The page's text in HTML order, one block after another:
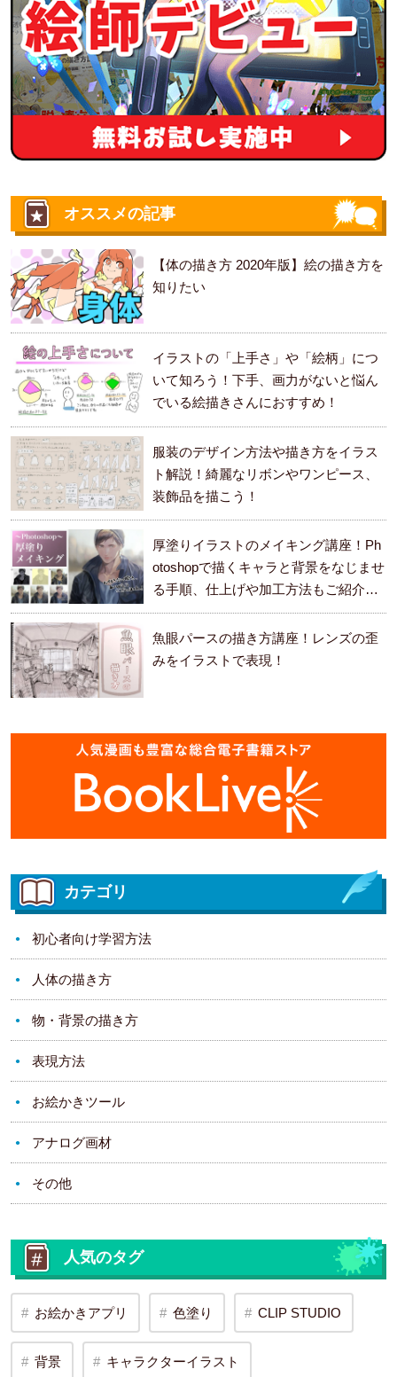
オススメの記事
【体の描き方 2020年版】絵の描き方を
知りたい
イラストの「上手さ」や「絵柄」につ
いて知ろう！下手、画力がないと悩ん
でいる絵描きさんにおすすめ！
服装のデザイン方法や描き方をイラス
ト解説！綺麗なリボンやワンピース、
装飾品を描こう！
厚塗りイラストのメイキング講座！Ph
otoshopで描くキャラと背景をなじませ
る手順、仕上げや加工方法もご紹介し
ます。
魚眼パースの描き方講座！レンズの歪
みをイラストで表現！
カテゴリ
初心者向け学習方法
人体の描き方
物・背景の描き方
表現方法
お絵かきツール
アナログ画材
その他
人気のタグ
お絵かきアプリ 色塗り CLIP STUDIO
背景 キャラクターイラスト